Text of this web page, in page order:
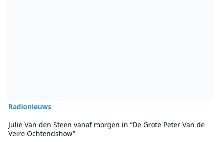
Radionieuws
Julie Van den Steen vanaf morgen in “De Grote Peter Van de
Veire Ochtendshow”